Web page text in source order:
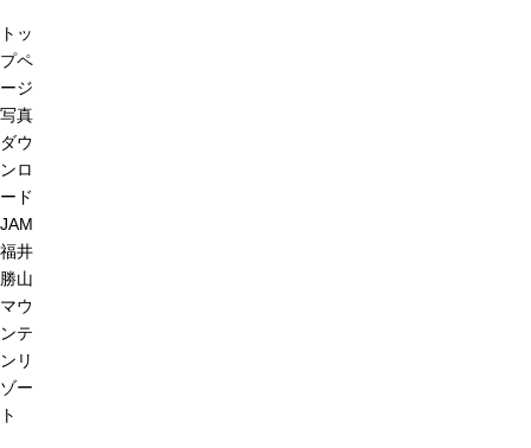
トッ
プペ
ージ
写真
ダウ
ンロ
ード
JAM
福井
勝山
マウ
ンテ
ンリ
ゾー
ト